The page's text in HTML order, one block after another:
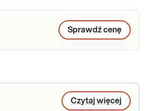
Sprawdź cenę
Czytaj więcej